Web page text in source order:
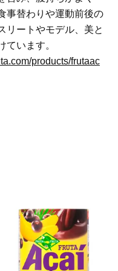
事替わりや運動前後の
リートやモデル、美と
ています。
products/frutaac